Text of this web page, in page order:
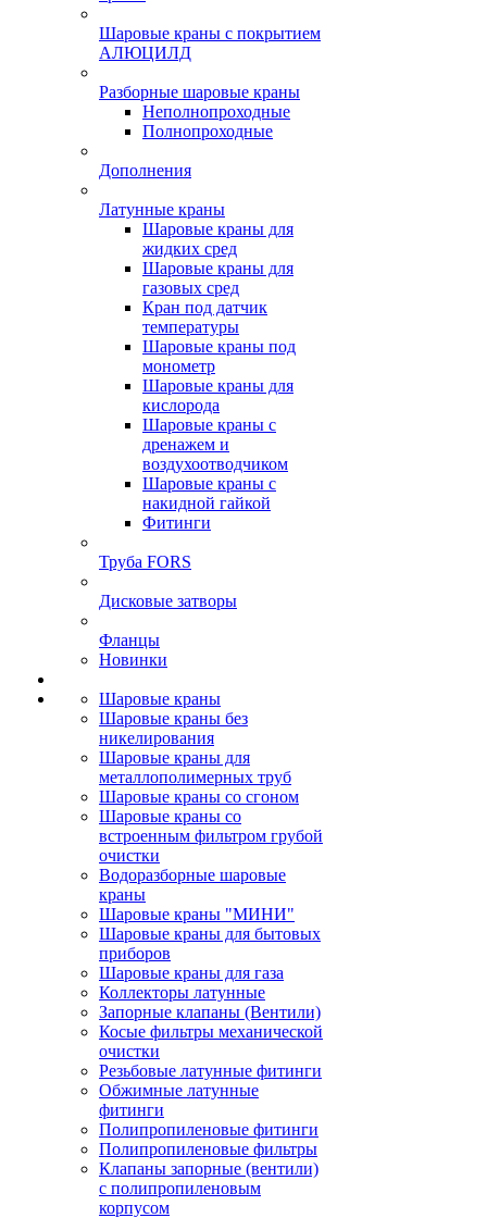
Шаровые краны с покрытием
АЛЮЦИЛД
Разборные шаровые краны
Неполнопроходные
Полнопроходные
Дополнения
Латунные краны
Шаровые краны для
жидких сред
Шаровые краны для
газовых сред
Кран под датчик
температуры
Шаровые краны под
монометр
Шаровые краны для
кислорода
Шаровые краны с
дренажем и
воздухоотводчиком
Шаровые краны с
накидной гайкой
Фитинги
Труба FORS
Дисковые затворы
Фланцы
Новинки
Шаровые краны
Шаровые краны без
никелирования
Шаровые краны для
металлополимерных труб
Шаровые краны со сгоном
Шаровые краны со
встроенным фильтром грубой
очистки
Водоразборные шаровые
краны
Шаровые краны "МИНИ"
Шаровые краны для бытовых
приборов
Шаровые краны для газа
Коллекторы латунные
Запорные клапаны (Вентили)
Косые фильтры механической
очистки
Резьбовые латунные фитинги
Обжимные латунные
фитинги
Полипропиленовые фитинги
Полипропиленовые фильтры
Клапаны запорные (вентили)
с полипропиленовым
корпусом